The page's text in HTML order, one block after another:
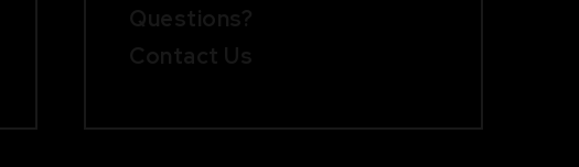
Questions?
Contact Us